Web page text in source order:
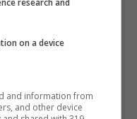
numericamente
research and
on a device
and information from
and other device